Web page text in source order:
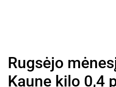
Rugsėjo
Kaune kilo 0,4